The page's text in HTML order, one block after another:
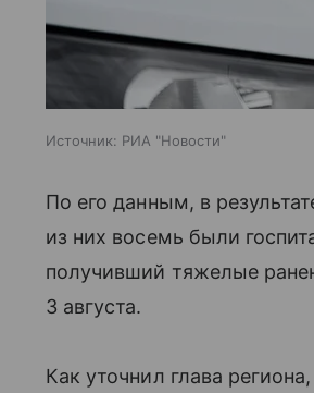
Источник: РИА "Новости"
По его данным, в
из них восемь были
получивший тяжелые
3 августа.
Как уточнил глава